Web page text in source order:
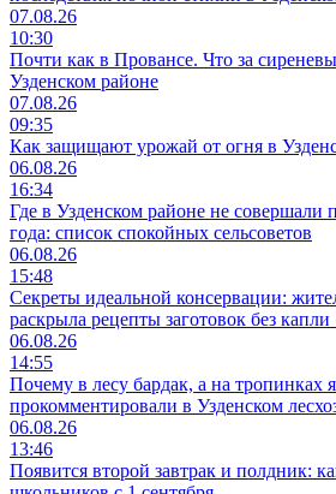
07.08.26
10:30
Почти как в Провансе. Что за
Узденском районе
07.08.26
09:35
Как защищают урожай от огня в
06.08.26
16:34
Где в Узденском районе не совершали
года: список спокойных сельсоветов
06.08.26
15:48
Секреты идеальной консервации:
раскрыла рецепты заготовок без
06.08.26
14:55
Почему в лесу бардак, а на тропинках
прокомментировали в Узденском
06.08.26
13:46
Появится второй завтрак и полдник: